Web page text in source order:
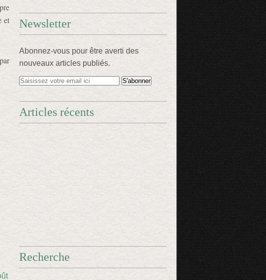
et
Newsletter
Abonnez-vous pour être averti des
nouveaux articles publiés.
Articles récents
Recherche